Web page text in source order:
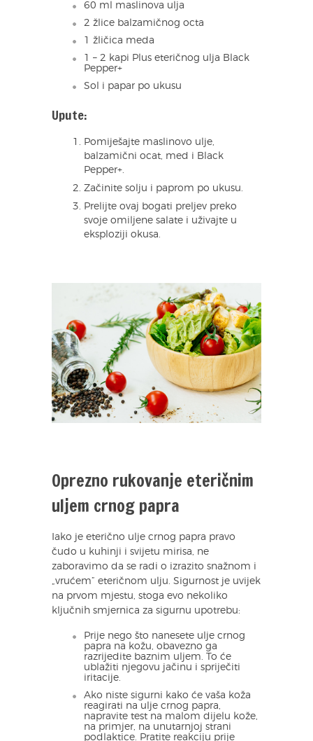
60 ml maslinova ulja
2 žlice balzamičnog octa
1 žličica meda
1 – 2 kapi Plus eteričnog ulja Black
Pepper+
Sol i papar po ukusu
Upute:
Pomiješajte maslinovo ulje,
balzamični ocat, med i Black
Pepper+.
Začinite solju i paprom po ukusu.
Prelijte ovaj bogati preljev preko
svoje omiljene salate i uživajte u
eksploziji okusa.
Oprezno rukovanje eteričnim
uljem crnog papra
Iako je eterično ulje crnog papra pravo
čudo u kuhinji i svijetu mirisa, ne
zaboravimo da se radi o izrazito snažnom i
„vrućem” eteričnom ulju. Sigurnost je uvijek
na prvom mjestu, stoga evo nekoliko
ključnih smjernica za sigurnu upotrebu:
Prije nego što nanesete ulje crnog
papra na kožu, obavezno ga
razrijedite baznim uljem. To će
ublažiti njegovu jačinu i spriječiti
iritacije.
Ako niste sigurni kako će vaša koža
reagirati na ulje crnog papra,
napravite test na malom dijelu kože,
na primjer, na unutarnjoj strani
podlaktice. Pratite reakciju prije